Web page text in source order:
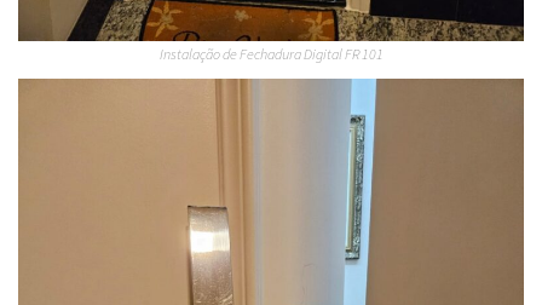
Instalação de Fechadura Digital FR 101